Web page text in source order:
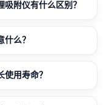
附仪有什么区别？
么？
用寿命？